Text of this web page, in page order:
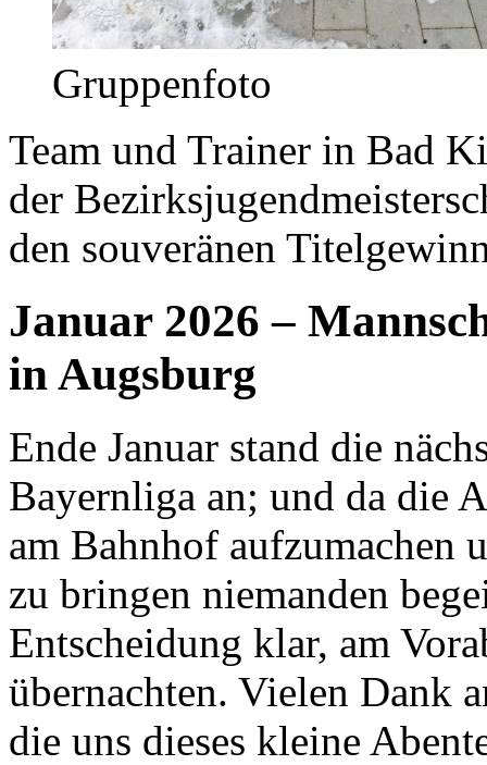
Gruppenfoto
Team und Trainer in Bad
der
den souveränen
Januar 2026 –
in Augsburg
Ende Januar stand die
Bayernliga an; und da die
am Bahnhof aufzumachen
zu bringen niemanden
Entscheidung klar, am
übernachten. Vielen Dank
die uns dieses kleine